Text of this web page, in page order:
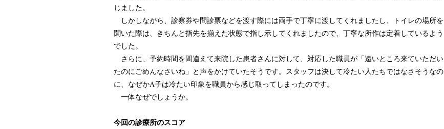
じました。
しかしながら、診察券や問診票などを渡す際には両手で丁寧に渡してくれましたし、トイレの場所を
聞いた際は、きちんと指先を揃えた状態で指し示してくれましたので、丁寧な所作は定着しているよう
でした。
さらに、予約時間を間違えて来院した患者さんに対して、対応した職員が「遠いところ来ていただい
たのにごめんなさいね」と声をかけていたそうです。スタッフは決して冷たい人たちではなさそうなの
に、なぜかA子は冷たい印象を職員から感じ取ってしまったのです。
一体なぜでしょうか。
今回の診療所のスコア